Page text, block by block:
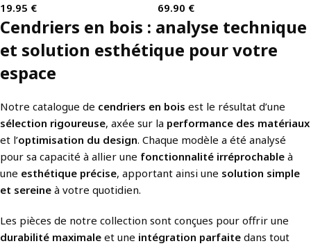
19.95 € 69.90 €
Cendriers en bois : analyse technique
et solution esthétique pour votre
espace
Notre catalogue de cendriers en bois est le résultat d’une
sélection rigoureuse, axée sur la performance des matériaux
et l’optimisation du design. Chaque modèle a été analysé
pour sa capacité à allier une fonctionnalité irréprochable à
une esthétique précise, apportant ainsi une solution simple
et sereine à votre quotidien.
Les pièces de notre collection sont conçues pour offrir une
durabilité maximale et une intégration parfaite dans tout